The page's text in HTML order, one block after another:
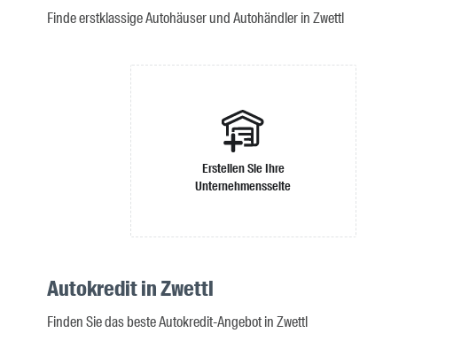
Finde erstklassige Autohäuser und Autohändler in Zwettl
Erstellen Sie Ihre
Unternehmensseite
Autokredit in Zwettl
Finden Sie das beste Autokredit-Angebot in Zwettl